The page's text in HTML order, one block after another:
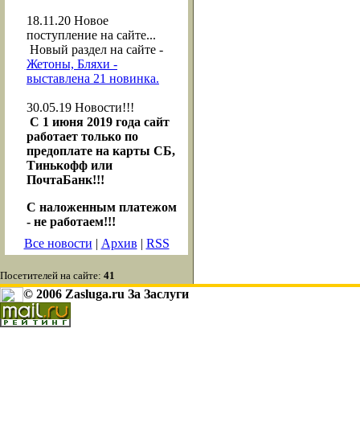
18.11.20 Новое
поступление на сайте...
Новый раздел на сайте -
Жетоны, Бляхи -
выставлена 21 новинка.
30.05.19 Новости!!!
С 1 июня 2019 года сайт
работает только по
предоплате на карты СБ,
Тинькофф или
ПочтаБанк!!!
С наложенным платежом
- не работаем!!!
Все новости | Архив | RSS
Посетителей на сайте: 41
© 2006 Zasluga.ru За Заслуги